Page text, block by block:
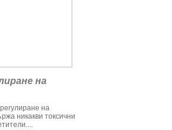
на
на
никакви токсични